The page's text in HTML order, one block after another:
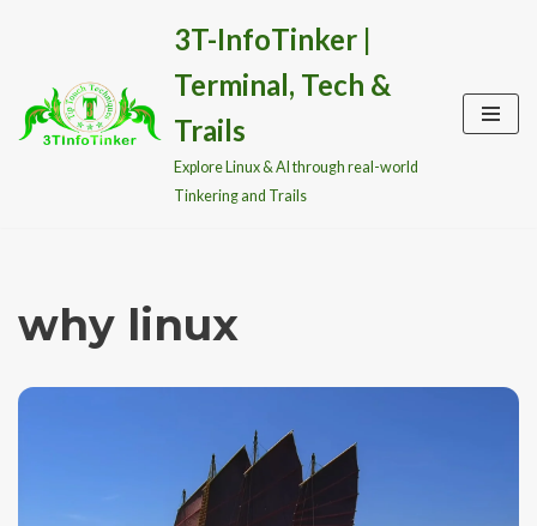
content
3T-InfoTinker |
Terminal, Tech &
Trails
Explore Linux & AI through real-world
Tinkering and Trails
why linux